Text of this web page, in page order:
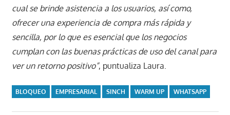
cual se brinde asistencia a los usuarios, así como,
ofrecer una experiencia de compra más rápida y
sencilla, por lo que es esencial que los negocios
cumplan con las buenas prácticas de uso del canal para
ver un retorno positivo”, puntualiza Laura.
BLOQUEO EMPRESARIAL SINCH WARM UP WHATSAPP